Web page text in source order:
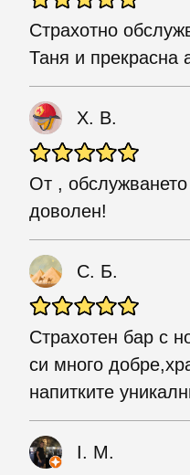
Страхотно
Таня и прекрасна
Х. В.
От ,
доволен!
С. Б.
Страхотен бар с
си много
напитките
I. M.